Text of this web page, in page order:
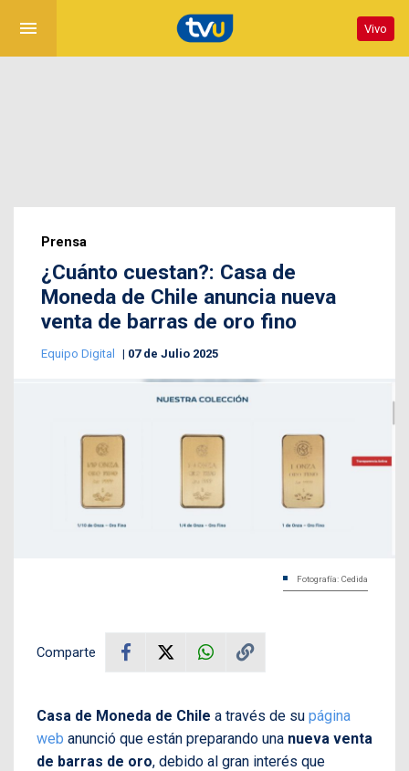
menu Vivo
Prensa
¿Cuánto cuestan?: Casa de
Moneda de Chile anuncia nueva
venta de barras de oro fino
Equipo Digital 07 de Julio 2025
Fotografía: Cedida
Comparte
Casa de Moneda de Chile a través de su página
web anunció que están preparando una nueva venta
de barras de oro, debido al gran interés que